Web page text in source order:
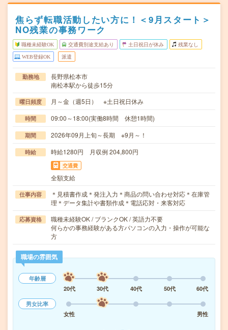
焦らず転職活動したい方に！＜9月スタート＞
NO残業の事務ワーク
職種未経験OK 交通費別途支給あり 土日祝日が休み 残業なし
WEB登録OK 派遣
勤務地
長野県松本市
南松本駅から徒歩15分
曜日頻度 月～金（週5日） ※土日祝日休み
時間 09:00～18:00(実働8時間 休憩1時間)
期間 2026年09月上旬～長期 ※9月～！
時給 時給1280円 月収例 204,800円
交通費
全額支給
仕事内容
＊見積書作成＊発注入力＊商品の問い合わせ対応＊在庫管
理＊データ集計や書類作成＊電話応対・来客対応
応募資格
職種未経験OK / ブランクOK / 英語力不要
何らかの事務経験がある方パソコンの入力・操作が可能な
方
職場の雰囲気
年齢層
20代
30代 40代 50代
60代
男女比率
女性
男性